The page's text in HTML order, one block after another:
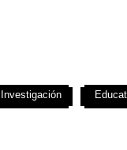
Investigación